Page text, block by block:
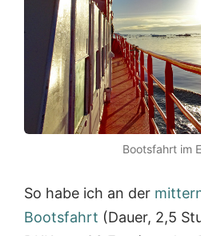
Bootsfahrt im
So habe ich an der
Bootsfahrt (Dauer, 2,5